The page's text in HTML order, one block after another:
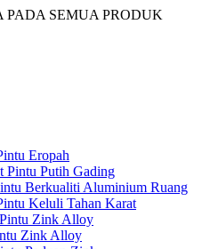
SEMUA PRODUK
Eropah
Pintu Putih Gading
Berkualiti Aluminium Ruang
Keluli Tahan Karat
Zink Alloy
Zink Alloy